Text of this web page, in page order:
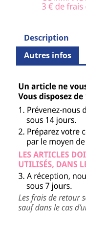
Description
Autres infos